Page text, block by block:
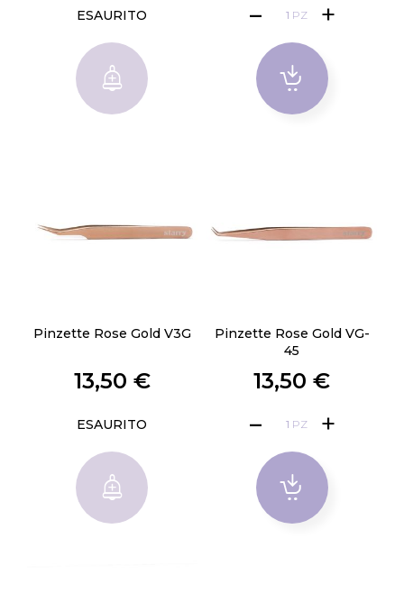
ESAURITO PZ
Pinzette Rose Gold V3G
13,50 €
ESAURITO
Pinzette Rose Gold VG-
45
13,50 €
PZ